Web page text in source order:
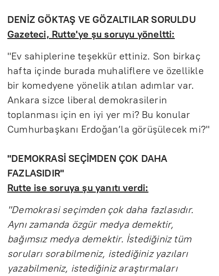
DENİZ GÖKTAŞ VE GÖZALTILAR SORULDU
Gazeteci, Rutte'ye şu soruyu yöneltti:
"Ev sahiplerine teşekkür ettiniz. Son birkaç
hafta içinde burada muhaliflere ve özellikle
bir komedyene yönelik atılan adımlar var.
Ankara sizce liberal demokrasilerin
toplanması için en iyi yer mi? Bu konular
Cumhurbaşkanı Erdoğan’la görüşülecek mi?"
"DEMOKRASİ SEÇİMDEN ÇOK DAHA
FAZLASIDIR"
Rutte ise soruya şu yanıtı verdi:
"Demokrasi seçimden çok daha fazlasıdır.
Aynı zamanda özgür medya demektir,
bağımsız medya demektir. İstediğiniz tüm
soruları sorabilmeniz, istediğiniz yazıları
yazabilmeniz, istediğiniz araştırmaları